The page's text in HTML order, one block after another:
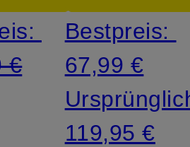
€
Bestpreis:
67,99 €
119,95 €